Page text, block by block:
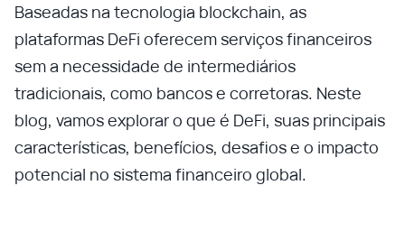
Baseadas na tecnologia blockchain, as
plataformas DeFi oferecem serviços financeiros
sem a necessidade de intermediários
tradicionais, como bancos e corretoras. Neste
blog, vamos explorar o que é DeFi, suas principais
características, benefícios, desafios e o impacto
potencial no sistema financeiro global.